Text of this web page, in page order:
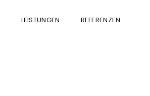
LEISTUNGEN REFERENZEN